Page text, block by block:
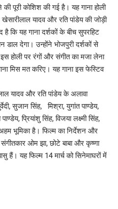
की पूरी कोशिश की गई है। यह गाना होली
यादव और रति पांडेय की जोड़ी
है कि यह गाना दर्शकों के बीच सुपरहिट
देगा। उन्होंने भोजपुरी दर्शकों से
होली पर रंगों और संगीत का मजा लेना
मिस मत करिए। यह गाना इस फेस्टिव
यादव और रति पांडेय के अलावा
सुजान सिंह, मिश्रा, युगांत पाण्डेय,
प्रियांशु सिंह, विजया लक्ष्मी सिंह,
भूमिका है। फिल्म का निर्देशन और
ओम झा, छोटे बाबा और कृष्णा
हैं। यह फिल्म 14 मार्च को सिनेमाघरों में